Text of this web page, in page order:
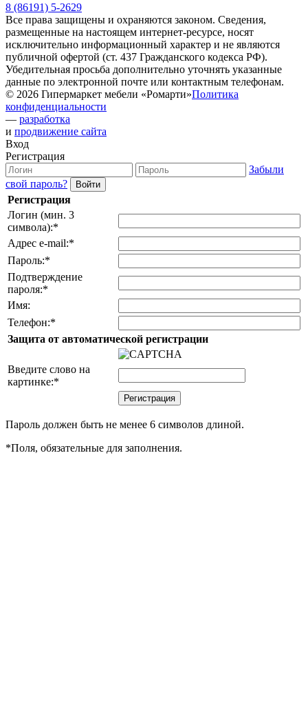
8 (86191) 5-2629
Все права защищены и охраняются законом. Сведения,
размещенные на настоящем интернет-ресурсе, носят
исключительно информационный характер и не являются
публичной офертой (ст. 437 Гражданского кодекса РФ).
Убедительная просьба дополнительно уточнять указанные
данные по электронной почте или контактным телефонам.
© 2026 Гипермаркет мебели «Ромарти»Политика
конфиденциальности
— разработка
и продвижение сайта
Вход
Регистрация
Забыли
свой пароль?
Регистрация
Логин (мин. 3
символа):*
Адрес e-mail:*
Пароль:*
Подтверждение
пароля:*
Имя:
Телефон:*
Защита от автоматической регистрации
Введите слово на
картинке:*
Пароль должен быть не менее 6 символов длиной.
*Поля, обязательные для заполнения.